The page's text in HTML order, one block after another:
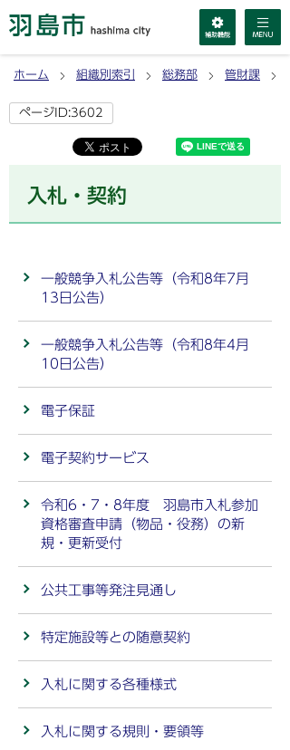
ホーム 組織別索引 総務部 管財課
ページID:3602
入札・契約
一般競争入札公告等（令和8年7月
13日公告）
一般競争入札公告等（令和8年4月
10日公告）
電子保証
電子契約サービス
令和6・7・8年度 羽島市入札参加
資格審査申請（物品・役務）の新
規・更新受付
公共工事等発注見通し
特定施設等との随意契約
入札に関する各種様式
入札に関する規則・要領等